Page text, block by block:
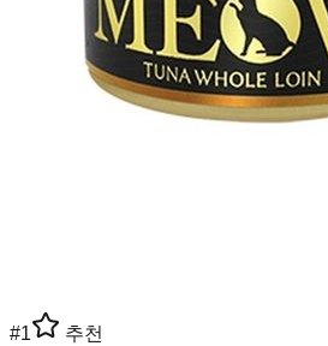
#1 추천